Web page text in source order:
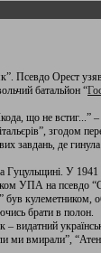
Псевдо Орест
батальйон “
що не встиг...” –
згодом
завдань, де
У 1941
УПА на псевдо
кулеметником,
брати в полон.
видатний
вмирали”,